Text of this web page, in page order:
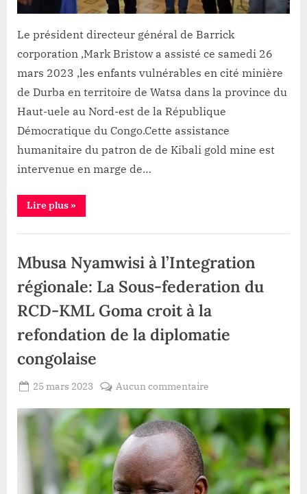
vulnérables
l’ACAVE
,
grâce
plaidoirie
de
Richard
Le président directeur général de Barrick
corporation ,Mark Bristow a assisté ce samedi 26
mars 2023 ,les enfants vulnérables en cité minière
de Durba en territoire de Watsa dans la province du
Haut-uele au Nord-est de la République
Démocratique du Congo.Cette assistance
humanitaire du patron de de Kibali gold mine est
intervenue en marge de…
Lire plus“Haut-
uele
Kibali
s’annonce
comme
un
partenaire
des
enfants
vulnérables
de
,
grâce
la
de
Richard
KAPONIRWE
Durba”
»
Mbusa Nyamwisi à l’Integration
régionale: La Sous-federation du
RCD-KML Goma croit à la
refondation de la diplomatie
congolaise
Posted
25 mars 2023
Lacloche
Aucun commentaire
Nyamwisi
à
l’Integration
régionale:
La